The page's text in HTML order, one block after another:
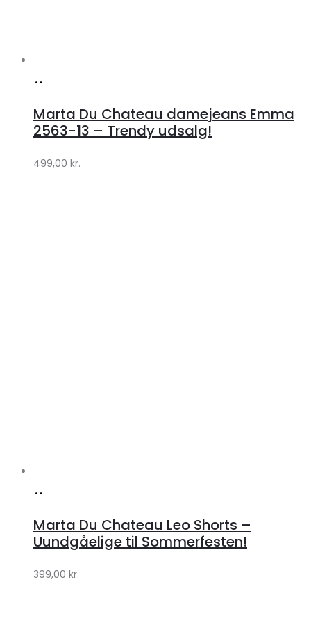
Klædeskabet.dk
Marta Du Chateau damejeans Emma
2563-13 – Trendy udsalg!
499,00 kr.
Klædeskabet.dk
Marta Du Chateau Leo Shorts –
Uundgåelige til Sommerfesten!
399,00 kr.